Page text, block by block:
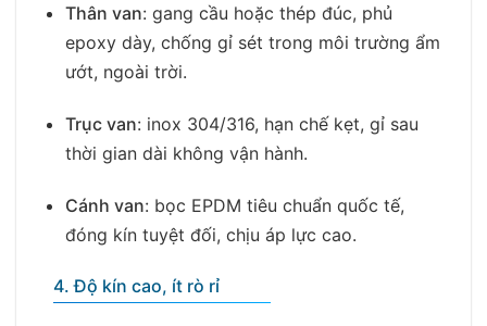
Thân van: gang cầu hoặc thép đúc, phủ
epoxy dày, chống gỉ sét trong môi trường ẩm
ướt, ngoài trời.
Trục van: inox 304/316, hạn chế kẹt, gỉ sau
thời gian dài không vận hành.
Cánh van: bọc EPDM tiêu chuẩn quốc tế,
đóng kín tuyệt đối, chịu áp lực cao.
4. Độ kín cao, ít rò rỉ